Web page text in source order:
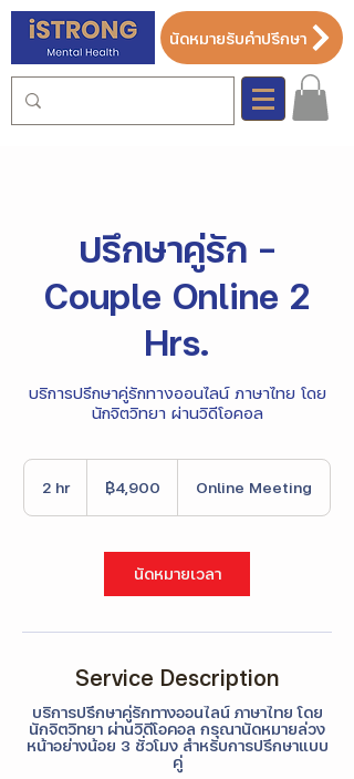
นัดหมายรับคำปรึกษา
ปรึกษาคู่รัก -
Couple Online 2
Hrs.
บริการปรึกษาคู่รักทางออนไลน์ ภาษาไทย โดย
นักจิตวิทยา ผ่านวิดีโอคอล
2 hr2
บาท
ไทย฿4,900 Online Meeting
นัดหมายเวลา
Service Description
บริการปรึกษาคู่รักทางออนไลน์ ภาษาไทย โดย
นักจิตวิทยา ผ่านวิดีโอคอล กรุณานัดหมายล่วง
หน้าอย่างน้อย 3 ชั่วโมง สำหรับการปรึกษาแบบ
คู่